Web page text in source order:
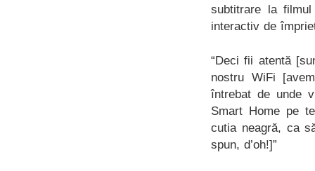
subtitrare la
interactiv de
“Deci fii atentă
nostru WiFi
întrebat de unde
Smart Home pe
cutia neagră, ca
spun, d’oh!]”